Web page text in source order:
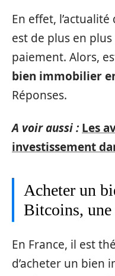
En effet,
est de plus en
paiement. Alors,
bien immobilier
Réponses.
A voir aussi : Les
investissement
Acheter un
Bitcoins, une
En France, il est
d’acheter un bien